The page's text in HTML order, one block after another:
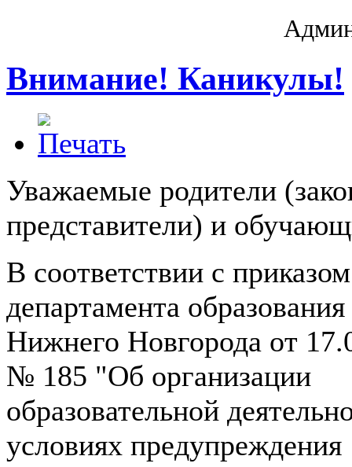
Внимание! Каникулы!
Уважаемые родители
представители) и
В соответствии с приказом
департамента образования
Нижнего Новгорода от
№ 185 "Об организации
образовательной
условиях предупреждения